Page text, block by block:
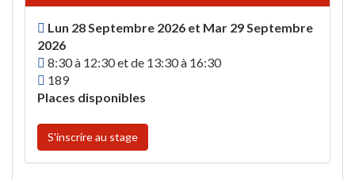
Lun 28 Septembre 2026 et Mar 29 Septembre
2026
8:30 à 12:30 et de 13:30 à 16:30
189
Places disponibles
S'inscrire au stage